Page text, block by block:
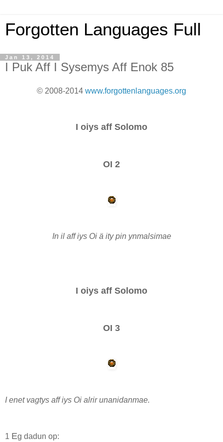
Forgotten Languages Full
Jan 13, 2014
I Puk Aff I Sysemys Aff Enok 85
© 2008-2014 www.forgottenlanguages.org
I oiys aff Solomo
OI 2
In il aff iys Oi ä ity pin ynmalsimae
I oiys aff Solomo
OI 3
I enet vagtys aff iys Oi alrir unanidanmae.
1 Eg dadun op: